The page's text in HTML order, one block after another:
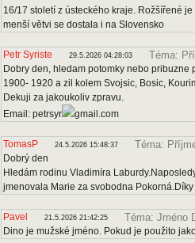
16/17 století z ústeckého kraje. Rožšířené
menší větvi se dostala i na Slovensko
Petr Syriste 29.5.2026 04:28:03 Téma:
Dobry den, hledam potomky nebo
1900- 1920 a zil kolem Svojsic, Bosic,
Dekuji za jakoukoliv zpravu.
Email: petrsyr
gmail.com
TomasP 24.5.2026 15:48:37 Téma:
Dobrý den
Hledám rodinu Vladimíra
jmenovala Marie za svobodna
Pavel 21.5.2026 21:42:25 Téma: Jméno
Dino je mužské jméno. Pokud je použito